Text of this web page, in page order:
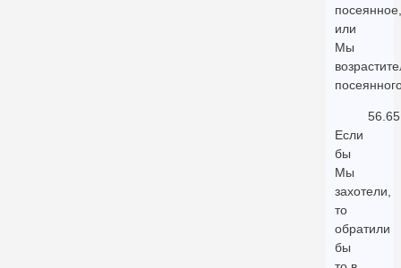
посеянное,
или
Мы
56.65
Если
бы
Мы
захотели,
то
обратили
бы